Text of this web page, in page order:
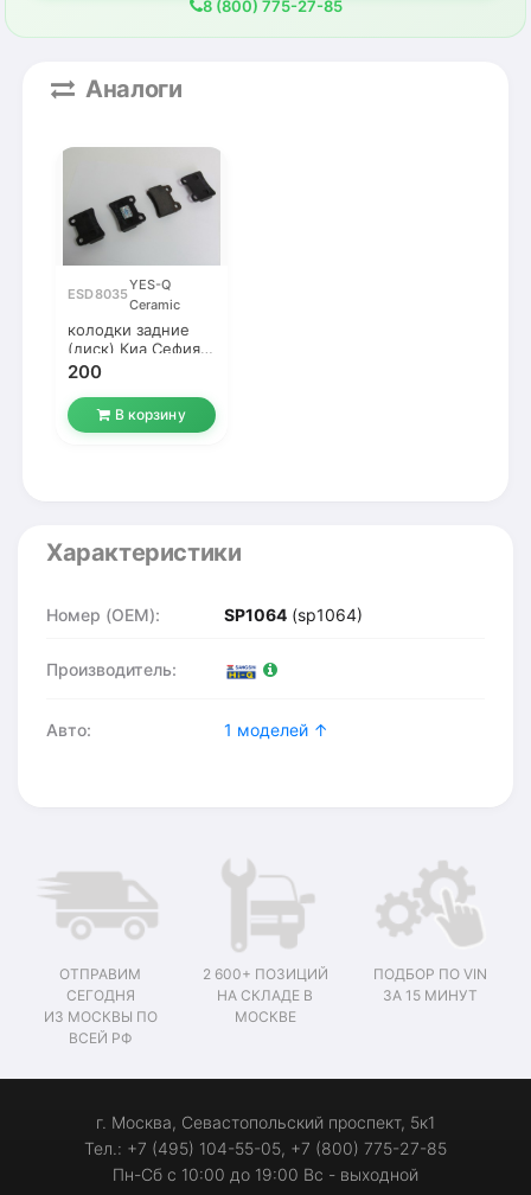
8 (800) 775-27-85
Аналоги
ESD8035
YES-Q
Ceramic
колодки задние
(диск) Киа Сефия I
-1998
200
В корзину
Характеристики
Номер (OEM): SP1064 (sp1064)
Производитель:
Авто: 1 моделей ↑
ОТПРАВИМ
СЕГОДНЯ
ИЗ МОСКВЫ ПО
ВСЕЙ РФ
2 600+ ПОЗИЦИЙ
НА СКЛАДЕ В
МОСКВЕ
ПОДБОР ПО VIN
ЗА 15 МИНУТ
г. Москва, Севастопольский проспект, 5к1
Тел.: +7 (495) 104-55-05, +7 (800) 775-27-85
Пн-Сб с 10:00 до 19:00 Вс - выходной